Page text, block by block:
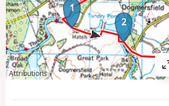
1
2
Attributions
A